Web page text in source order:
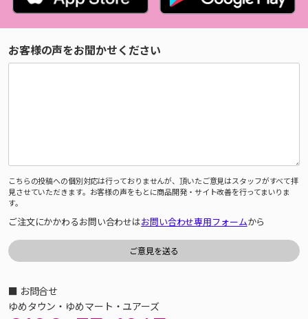
お客様の声をお聞かせください
こちらの投稿への個別対応は行っておりませんが、頂いたご意見はスタッフがすべて拝
見させていただきます。お客様の声をもとに商品開発・サイト改善を行ってまいりま
す。
ご注文にかかわるお問い合わせはお問い合わせ専用フォームから
■ お問合せ
ゆめタウン・ゆめマート・ユアーズ